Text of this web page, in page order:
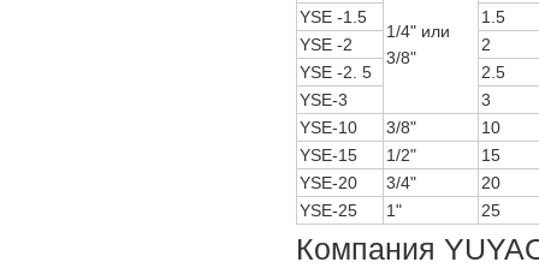
1/4" или
3/8"
YSE -1.5
1.5
YSE -2
2
YSE -2. 5
2.5
YSE-3
3
YSE-10
3/8"
10
YSE-15
1/2"
15
YSE-20
3/4"
20
YSE-25
1" 25
Компания